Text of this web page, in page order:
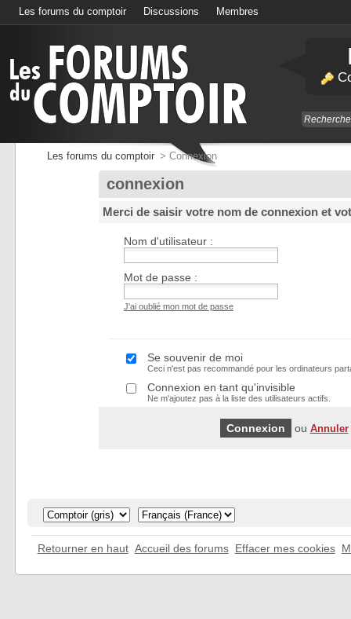
Les forums du comptoir Discussions Membres
Les forums du comptoir > Connexion
connexion
Merci de saisir votre nom de connexion et
Nom d'utilisateur :
Mot de passe :
J'ai oublié mon mot de passe
Se souvenir de moi
Ceci n'est pas recommandé pour les ordinateurs
Connexion en tant qu'invisible
Ne m'ajoutez pas à la liste des utilisateurs actifs.
ou Annuler
Retourner en haut Accueil des forums Effacer mes cookies